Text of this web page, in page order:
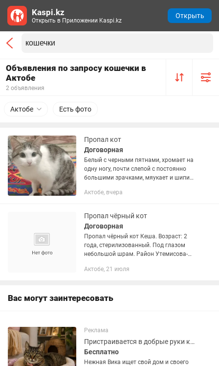
Объявления по запросу кошечки в
Актобе
2 объявления
Актобе Есть фото
Пропал кот
Договорная
Белый с черными пятнами, хромает на
одну ногу, почти слепой с постоянно
большими зрачками, мяукает и шипит,
шанхая, Пожарский, отегена
Актобе, вчера
Пропал чёрный кот
Договорная
Пропал чёрный кот Кеша. Возраст: 2
года, стерилизованный. Под глазом
небольшой шрам. Район Утемисова-
Актобе, 21 июля
Вас могут заинтересовать
Реклама
Пристраивается в добрые руки кошка
Бесплатно
Нежная Вика ищет свой дом и своего
Kaspi.kz
Открыть в Приложении Kaspi.kz
Открыть